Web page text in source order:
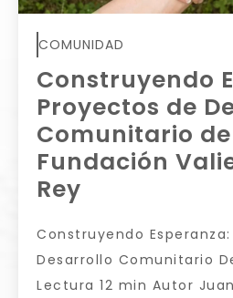
COMUNIDAD
Construyendo
Proyectos de
Comunitario
Fundación
Rey
Construyendo
Desarrollo Comunitario
Lectura 12 min Autor